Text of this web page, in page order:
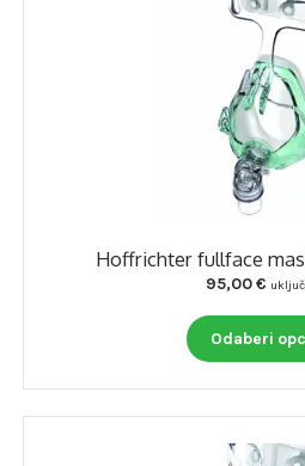
Hoffrichter fullface
95,00€
Odaberi